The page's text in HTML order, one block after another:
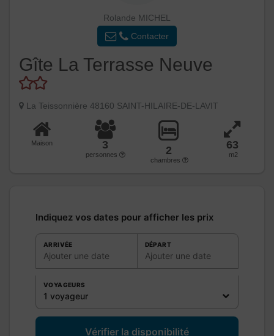
Rolande MICHEL
Contacter
Gîte La Terrasse Neuve
La Teissonnière 48160 SAINT-HILAIRE-DE-LAVIT
Maison 3
personnes 2
chambres
63
m2
Indiquez vos dates pour afficher les prix
ARRIVÉE
Ajouter une date
DÉPART
Ajouter une date
VOYAGEURS
1 voyageur
Vérifier la disponibilité